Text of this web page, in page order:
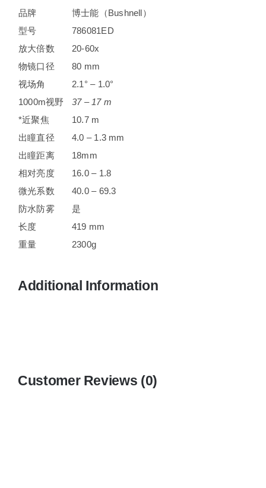
品牌
博士能（Bushnell）
型号
786081ED
放大倍数
20-60x
物镜口径
80 mm
视场角
2.1° – 1.0°
1000m视野
37 – 17 m
*近聚焦
10.7 m
出瞳直径
4.0 – 1.3 mm
出瞳距离
18mm
相对亮度
16.0 – 1.8
微光系数
40.0 – 69.3
防水防雾
是
长度
419 mm
重量
2300g
Additional Information
Customer Reviews (0)